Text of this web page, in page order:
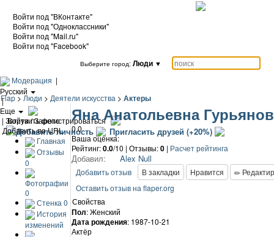
Войти под "ВКонтакте"
Войти под "Одноклассники"
Войти под "Mail.ru"
Войти под "Facebook"
Выберите город: Люди ▼
Модерация |
Русский
|
Еще
|Войти / Зарегистрироваться
Добавить личность Пригласить друзей (+20%)
Flap>Люди > Деятели искусства > Актеры
Загрузить фото
Добавить по URL
Главная
Отзывы
0
Фотографии
0
Стенка0
История
изменений
Яна Анатольевна
0.0
Ваша оценка:
Рейтинг:0.0/10 | Отзывы:0 | Расчет рейтинга
Добавил: Alex Null
Добавить отзыв В закладки Нравится
Оставить отзыв на flaper.org
Свойства
Пол: Женский
Дата рождения: 1987-10-21
Актёр